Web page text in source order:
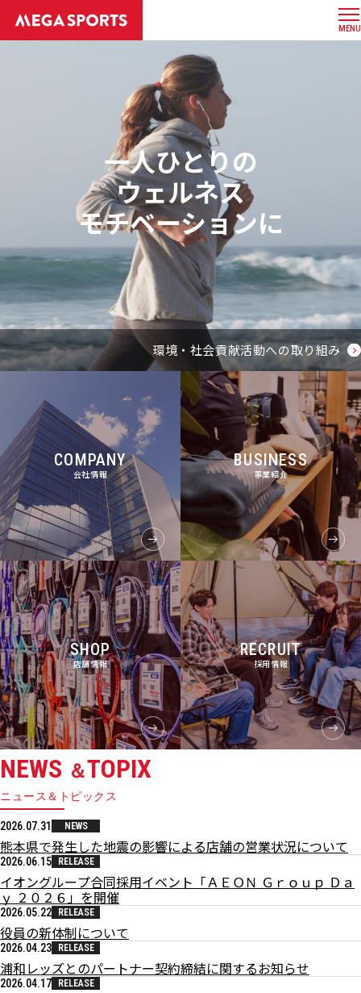
MENU
一人ひとりの
ウェルネス
モチベーションに
環境・社会貢献活動への取り組み
COMPANY
会社情報
BUSINESS
事業紹介
SHOP
店舗情報
RECRUIT
採用情報
NEWS ＆TOPIX
ニュース＆トピックス
2026.07.31 NEWS
熊本県で発生した地震の影響による店舗の営業状況について
2026.06.15 RELEASE
イオングループ合同採用イベント「ＡＥＯＮ Ｇｒｏｕｐ Ｄａ
ｙ ２０２６」を開催
2026.05.22 RELEASE
役員の新体制について
2026.04.23 RELEASE
浦和レッズとのパートナー契約締結に関するお知らせ
2026.04.17 RELEASE